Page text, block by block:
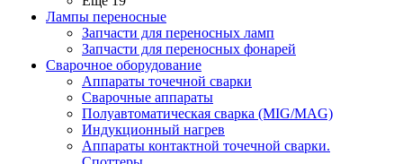
Лампы переносные
Запчасти для переносных ламп
Запчасти для переносных фонарей
Сварочное оборудование
Аппараты точечной сварки
Сварочные аппараты
Полуавтоматическая сварка (MIG/MAG)
Индукционный нагрев
Аппараты контактной точечной сварки.